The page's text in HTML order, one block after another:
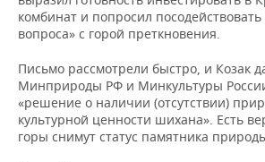
комбинат и попросил
вопроса» с горой преткновения.
Письмо рассмотрели быстро, и Козак
Минприроды РФ и Минкультуры
«решение о наличии (отсутствии)
культурной ценности шихана». Есть
горы снимут статус памятника